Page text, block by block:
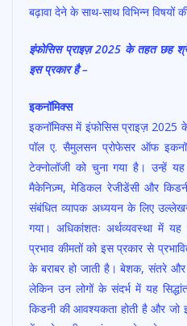
बढ़ावा देने के साथ-साथ विभिन्न विषयों
इंफोसिस प्राइज़ 2025 के तहत छह
इस प्रकार है –
इकनॉमिक्स
इकनॉमिक्स में इंफोसिस प्राइज़ 2025
पॉल ए. सैमुलसन प्रोफेसर ऑफ
टेक्नोलॉजी को चुना गया है। उन्हें
मैकेनिज़्म, मेडिकल रेजीडेंसी और
संबंधित व्यापक अध्ययन के लिए
गया। अधिकांशतः अर्थव्यवस्था में
प्रभाव कीमतों को इस प्रकार से
के बराबर हो जाती है। बेशक, संतरे
लेकिन उन लोगों के संदर्भ में यह
किडनी की आवश्यकता होती है और